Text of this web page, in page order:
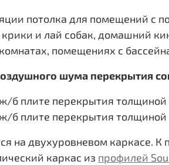
потолка для помещений с
и лай собак, домашний
помещениях с
шума перекрытия
б плите перекрытия
б плите перекрытия
на двухуровневом каркасе.
каркас из профилей